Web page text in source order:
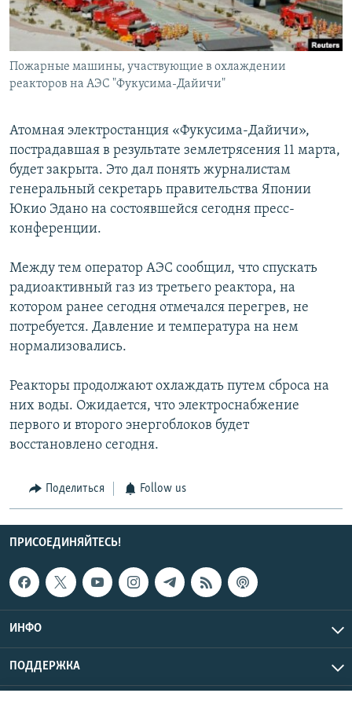
СПОРТ
БЛОГИ
ЧИТАЕМ ПРЕССУ
АРХИВ РАДИОПРОГРАММЫ
Все сайты РСЕ/РС
Пожарные машины, участвующие в охлаждении
реакторов на АЭС "Фукусима-Дайичи"
Атомная электростанция «Фукусима-Дайичи»,
пострадавшая в результате землетрясения 11 марта,
будет закрыта. Это дал понять журналистам
генеральный секретарь правительства Японии
Юкио Эдано на состоявшейся сегодня пресс-
конференции.
Между тем оператор АЭС сообщил, что спускать
радиоактивный газ из третьего реактора, на
котором ранее сегодня отмечался перегрев, не
потребуется. Давление и температура на нем
нормализовались.
Реакторы продолжают охлаждать путем сброса на
них воды. Ожидается, что электроснабжение
первого и второго энергоблоков будет
восстановлено сегодня.
Поделиться Follow us
ПРИСОЕДИНЯЙТЕСЬ!
ИНФО
ПОДДЕРЖКА